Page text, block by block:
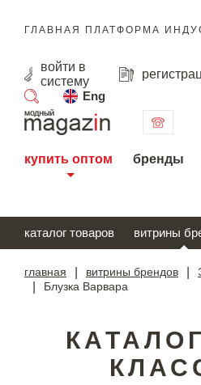
ГЛАВНАЯ ПЛАТФОРМА
войти в
систему
Eng
поиск
купить оптом бренды
каталог товаров витрины
главная витрины брендов
Блузка Варвара